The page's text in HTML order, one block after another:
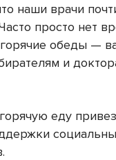
наши врачи
просто нет
обеды —
и
еду